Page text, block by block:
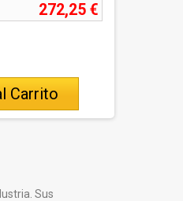
272,25 €
Carrito
Sus